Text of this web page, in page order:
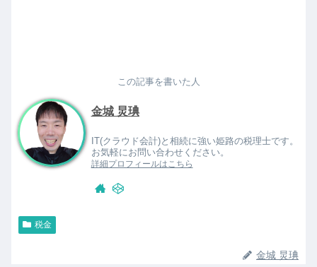
この記事を書いた人
金城 炅琠
IT(クラウド会計)と相続に強い姫路の税理士です。
お気軽にお問い合わせください。
詳細プロフィールはこちら
税金
金城 炅琠